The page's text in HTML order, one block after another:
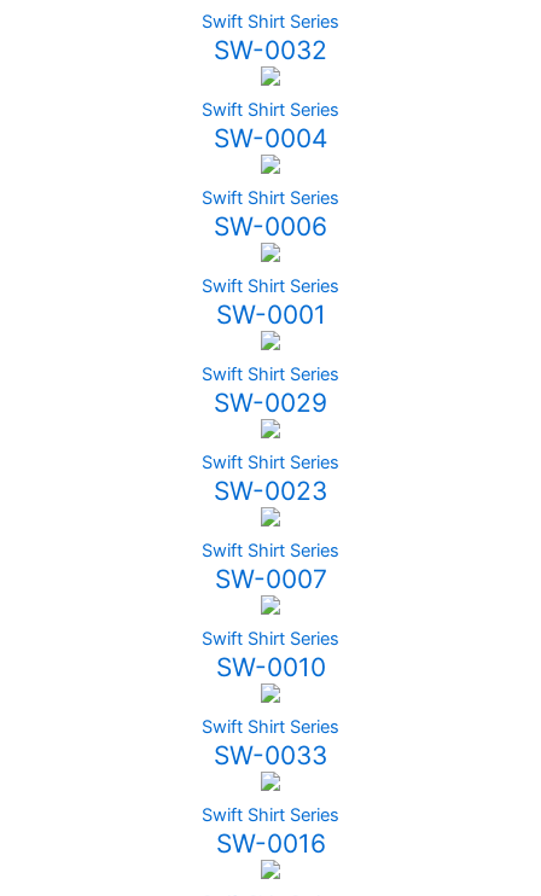
Swift Shirt Series
SW-0032
Swift Shirt Series
SW-0004
Swift Shirt Series
SW-0006
Swift Shirt Series
SW-0001
Swift Shirt Series
SW-0029
Swift Shirt Series
SW-0023
Swift Shirt Series
SW-0007
Swift Shirt Series
SW-0010
Swift Shirt Series
SW-0033
Swift Shirt Series
SW-0016